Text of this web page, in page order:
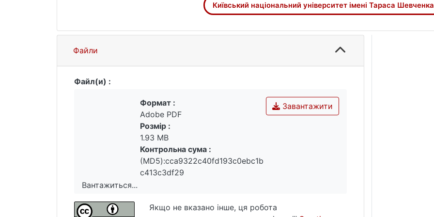
Київський національний університет імені Тараса Шевченка
Файли
Файл(и) :
Вантажиться...
Вантажиться...
Завантажити
Формат :
Adobe PDF
Розмір :
1.93 MB
Контрольна сума :
(MD5):cca9322c40fd193c0ebc1b
c413c3df29
Якщо не вказано інше, ця робота